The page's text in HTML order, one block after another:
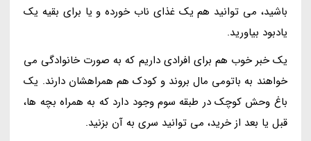
باشید، می توانید هم یک غذای ناب خورده و یا برای بقیه یک
یادبود بیاورید.
یک خبر خوب هم برای افرادی داریم که به صورت خانوادگی می
خواهند به باتومی مال بروند و کودک هم همراهشان دارند. یک
باغ وحش کوچک در طبقه سوم وجود دارد که به همراه بچه ها،
قبل یا بعد از خرید، می توانید سری به آن بزنید.